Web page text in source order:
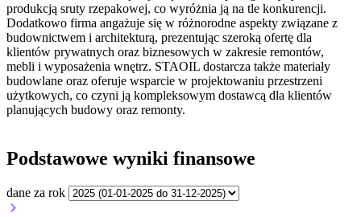
produkcją sruty rzepakowej, co wyróżnia ją na tle konkurencji.
Dodatkowo firma angażuje się w różnorodne aspekty związane z
budownictwem i architekturą, prezentując szeroką ofertę dla
klientów prywatnych oraz biznesowych w zakresie remontów,
mebli i wyposażenia wnętrz. STAOIL dostarcza także materiały
budowlane oraz oferuje wsparcie w projektowaniu przestrzeni
użytkowych, co czyni ją kompleksowym dostawcą dla klientów
planujących budowy oraz remonty.
Podstawowe wyniki finansowe
dane za rok